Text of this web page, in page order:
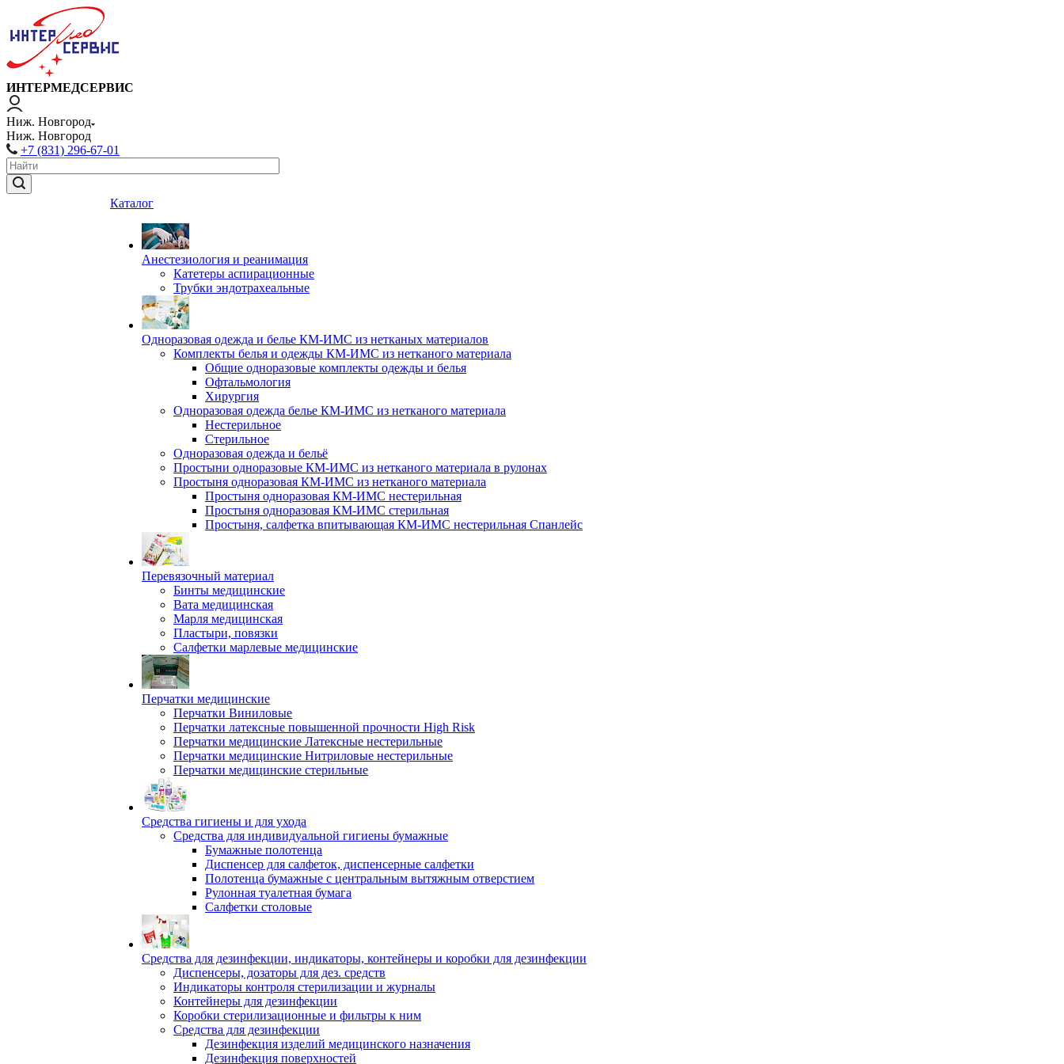
ИНТЕРМЕДСЕРВИС
Ниж. Новгород
Ниж. Новгород
+7 (831) 296-67-01
Каталог
Анестезиология и реанимация
Катетеры аспирационные
Трубки эндотрахеальные
Одноразовая одежда и белье КМ-ИМС из нетканых материалов
Комплекты белья и одежды КМ-ИМС из нетканого материала
Общие одноразовые комплекты одежды и белья
Офтальмология
Хирургия
Одноразовая одежда белье КМ-ИМС из нетканого материала
Нестерильное
Стерильное
Одноразовая одежда и бельё
Простыни одноразовые КМ-ИМС из нетканого материала в рулонах
Простыня одноразовая КМ-ИМС из нетканого материала
Простыня одноразовая КМ-ИМС нестерильная
Простыня одноразовая КМ-ИМС стерильная
Простыня, салфетка впитывающая КМ-ИМС нестерильная Спанлейс
Перевязочный материал
Бинты медицинские
Вата медицинская
Марля медицинская
Пластыри, повязки
Салфетки марлевые медицинские
Перчатки медицинские
Перчатки Виниловые
Перчатки латексные повышенной прочности High Risk
Перчатки медицинские Латексные нестерильные
Перчатки медицинские Нитриловые нестерильные
Перчатки медицинские стерильные
Средства гигиены и для ухода
Средства для индивидуальной гигиены бумажные
Бумажные полотенца
Диспенсер для салфеток, диспенсерные салфетки
Полотенца бумажные с центральным вытяжным отверстием
Рулонная туалетная бумага
Салфетки столовые
Средства для дезинфекции, индикаторы, контейнеры и коробки для дезинфекции
Диспенсеры, дозаторы для дез. средств
Индикаторы контроля стерилизации и журналы
Контейнеры для дезинфекции
Коробки стерилизационные и фильтры к ним
Средства для дезинфекции
Дезинфекция изделий медицинского назначения
Дезинфекция поверхностей